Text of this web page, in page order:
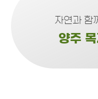
자연과 함
양주